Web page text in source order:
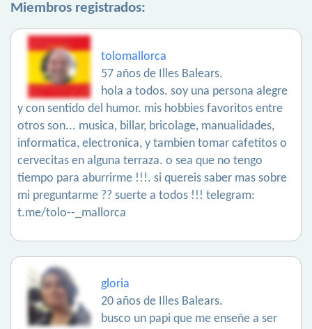
Miembros registrados:
tolomallorca
57 años de Illes Balears.
hola a todos. soy una persona alegre
y con sentido del humor. mis hobbies favoritos entre
otros son... musica, billar, bricolage, manualidades,
informatica, electronica, y tambien tomar cafetitos o
cervecitas en alguna terraza. o sea que no tengo
tiempo para aburrirme !!!. si quereis saber mas sobre
mi preguntarme ?? suerte a todos !!! telegram:
t.me/tolo--_mallorca
gloria
20 años de Illes Balears.
busco un papi que me enseñe a ser